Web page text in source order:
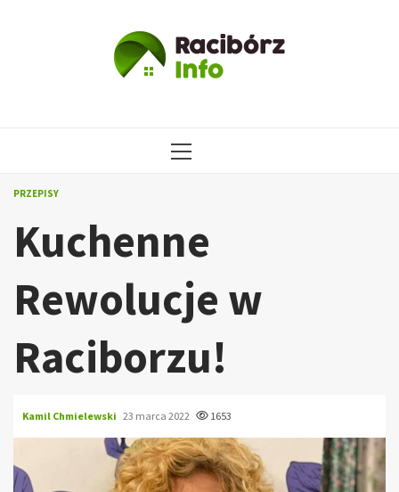
MENU
PRZEPISY
Kuchenne
Rewolucje w
Raciborzu!
Kamil Chmielewski 23 marca 2022 1653